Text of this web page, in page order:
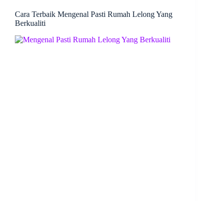
Cara Terbaik Mengenal Pasti Rumah Lelong Yang
Berkualiti